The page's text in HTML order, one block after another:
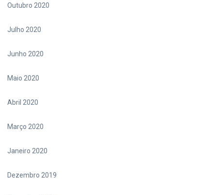
Outubro 2020
Julho 2020
Junho 2020
Maio 2020
Abril 2020
Março 2020
Janeiro 2020
Dezembro 2019